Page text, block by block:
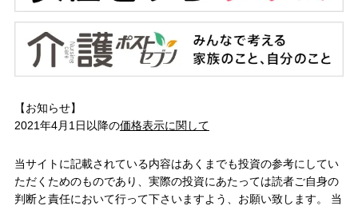
【お知らせ】
2021年4月1日以降の価格表示に関して
当サイトに記載されている内容はあくまでも投資の参考にしてい
ただくためのものであり、実際の投資にあたっては読者ご自身の
判断と責任において行って下さいますよう、お願い致します。 当